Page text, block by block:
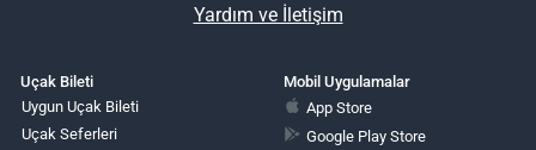
Yardım ve İletişim
Uçak Bileti
Uygun Uçak Bileti
Uçak Seferleri
Mobil Uygulamalar
App Store
Google Play Store